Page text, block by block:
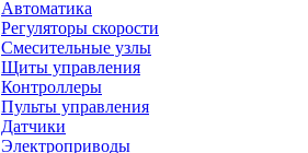
Автоматика
Регуляторы скорости
Смесительные узлы
Щиты управления
Контроллеры
Пульты управления
Датчики
Электроприводы